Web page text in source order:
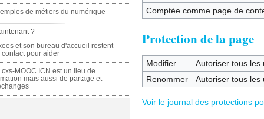
Comptée comme page de
Protection de la page
Modifier
Autoriser tous les
Renommer
Autoriser tous les
Voir le journal des protections
de métiers du numérique
?
et son bureau d'accueil restent
contact pour aider
cxs-MOOC ICN est un lieu de
mais aussi de partage et